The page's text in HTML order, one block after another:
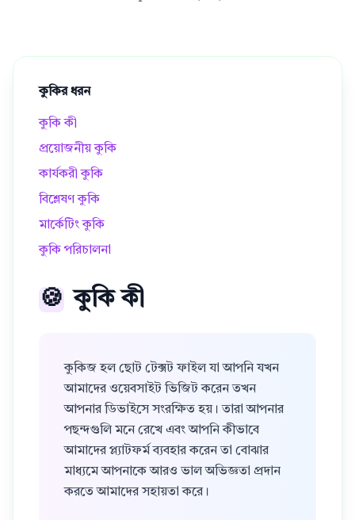
কুকির ধরন
কুকি কী
প্রয়োজনীয় কুকি
কার্যকরী কুকি
বিশ্লেষণ কুকি
মার্কেটিং কুকি
কুকি পরিচালনা
🍪 কুকি কী
কুকিজ হল ছোট টেক্সট ফাইল যা আপনি যখন
আমাদের ওয়েবসাইট ভিজিট করেন তখন
আপনার ডিভাইসে সংরক্ষিত হয়। তারা আপনার
পছন্দগুলি মনে রেখে এবং আপনি কীভাবে
আমাদের প্ল্যাটফর্ম ব্যবহার করেন তা বোঝার
মাধ্যমে আপনাকে আরও ভাল অভিজ্ঞতা প্রদান
করতে আমাদের সহায়তা করে।